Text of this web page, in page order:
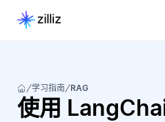
学习指南 RAG
使用